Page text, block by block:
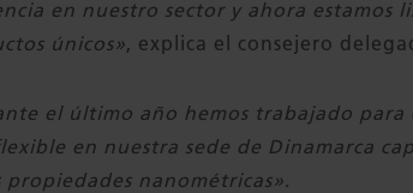
en nuestro sector y ahora estamos
únicos», explica el consejero
el último año hemos trabajado
en nuestra sede de Dinamarca
propiedades nanométricas».